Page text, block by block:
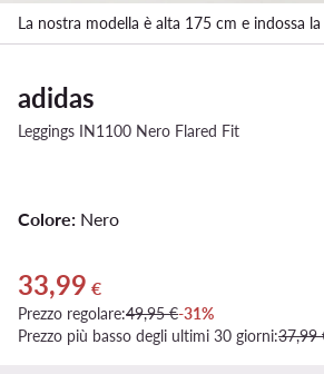
La nostra modella è alta 175 cm e indossa
adidas
Leggings IN1100 Nero Flared Fit
Colore: Nero
Prezzo attuale 33,99 €
33,99 €
Prezzo regolare:49,95 €-31%
Prezzo più basso degli ultimi 30 giorni:37,99